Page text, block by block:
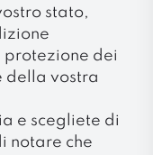
stato,
dei
della vostra
e scegliete di
notare che